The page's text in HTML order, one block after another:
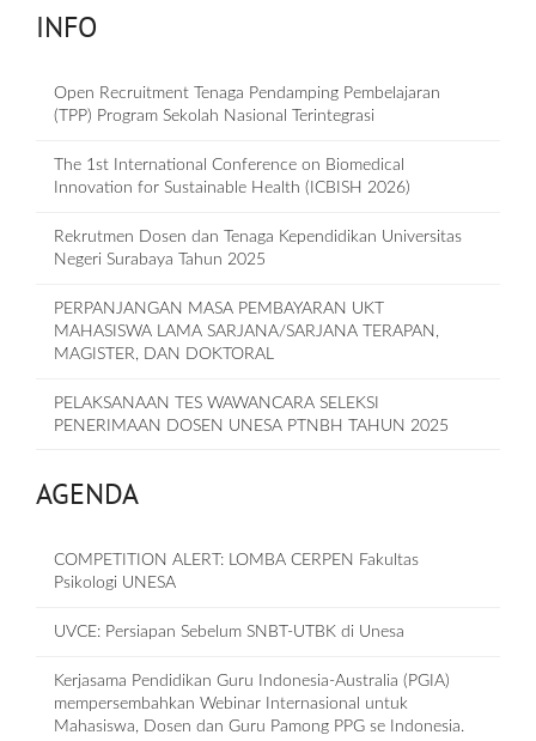
INFO
Open Recruitment Tenaga Pendamping Pembelajaran
(TPP) Program Sekolah Nasional Terintegrasi
The 1st International Conference on Biomedical
Innovation for Sustainable Health (ICBISH 2026)
Rekrutmen Dosen dan Tenaga Kependidikan Universitas
Negeri Surabaya Tahun 2025
PERPANJANGAN MASA PEMBAYARAN UKT
MAHASISWA LAMA SARJANA/SARJANA TERAPAN,
MAGISTER, DAN DOKTORAL
PELAKSANAAN TES WAWANCARA SELEKSI
PENERIMAAN DOSEN UNESA PTNBH TAHUN 2025
AGENDA
COMPETITION ALERT: LOMBA CERPEN Fakultas
Psikologi UNESA
UVCE: Persiapan Sebelum SNBT-UTBK di Unesa
Kerjasama Pendidikan Guru Indonesia-Australia (PGIA)
mempersembahkan Webinar Internasional untuk
Mahasiswa, Dosen dan Guru Pamong PPG se Indonesia.